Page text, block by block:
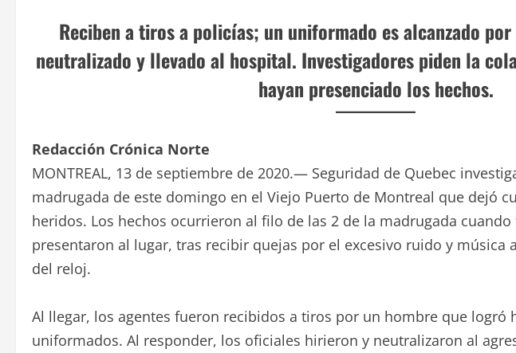
Reciben a tiros a policías; un uniformado es alcanzado
neutralizado y llevado al hospital. Investigadores piden la
hayan presenciado los hechos.
Redacción Crónica Norte
MONTREAL, 13 de septiembre de 2020.— Seguridad de Quebec
madrugada de este domingo en el Viejo Puerto de Montreal que dejó
heridos. Los hechos ocurrieron al filo de las 2 de la madrugada
presentaron al lugar, tras recibir quejas por el excesivo ruido y música
del reloj.
Al llegar, los agentes fueron recibidos a tiros por un hombre que logró
uniformados. Al responder, los oficiales hirieron y neutralizaron al